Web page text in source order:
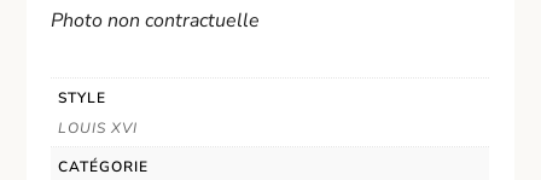
Photo non contractuelle
STYLE
LOUIS XVI
CATÉGORIE